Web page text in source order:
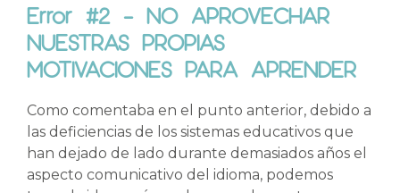
Error #2 – NO APROVECHAR
NUESTRAS PROPIAS
MOTIVACIONES PARA APRENDER
Como comentaba en el punto anterior, debido a
las deficiencias de los sistemas educativos que
han dejado de lado durante demasiados años el
aspecto comunicativo del idioma, podemos